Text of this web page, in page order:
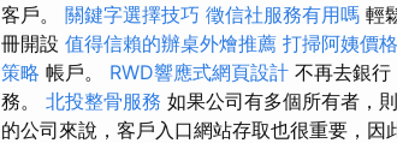
客戶。 關鍵字選擇技巧 徵信社服務有用嗎 輕
冊開設 值得信賴的辦桌外燴推薦 打掃阿姨價
策略 帳戶。 RWD響應式網頁設計 不再去銀行
務。 北投整骨服務 如果公司有多個所有者，
的公司來說，客戶入口網站存取也很重要，因